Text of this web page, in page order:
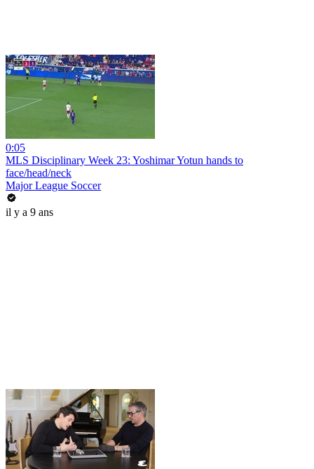
0:05
MLS Disciplinary Week 23: Yoshimar Yotun hands to
face/head/neck
Major League Soccer
il y a 9 ans